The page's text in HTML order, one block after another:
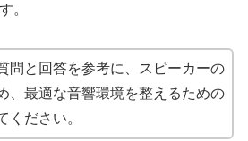
。
問と回答を参考に、スピーカーの
、最適な音響環境を整えるための
ください。